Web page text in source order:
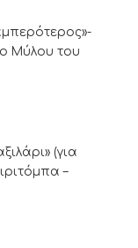
Μύλου του
(για
–